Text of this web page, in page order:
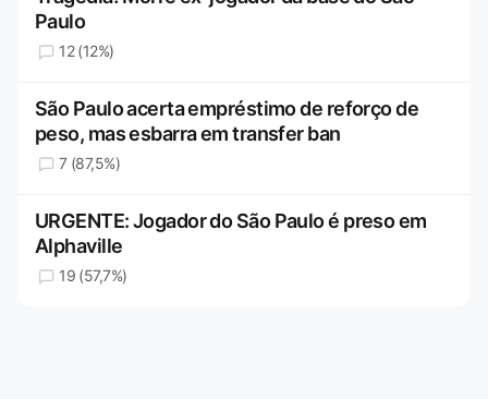
Paulo
12 (12%)
São Paulo acerta empréstimo de reforço de
peso, mas esbarra em transfer ban
7 (87,5%)
URGENTE: Jogador do São Paulo é preso em
Alphaville
19 (57,7%)